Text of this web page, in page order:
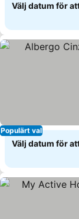
Välj datum för
Populärt val
Välj datum för